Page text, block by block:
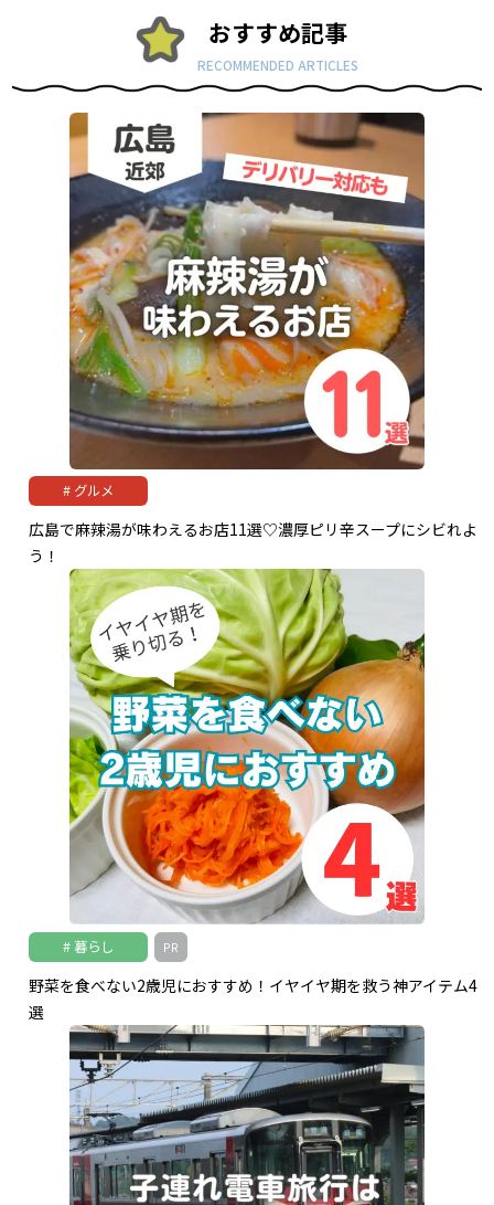
おすすめ記事
RECOMMENDED ARTICLES
グルメ
広島で麻辣湯が味わえるお店11選♡濃厚ピリ辛スープにシビれよ
う！
暮らし PR
野菜を食べない2歳児におすすめ！イヤイヤ期を救う神アイテム4
選